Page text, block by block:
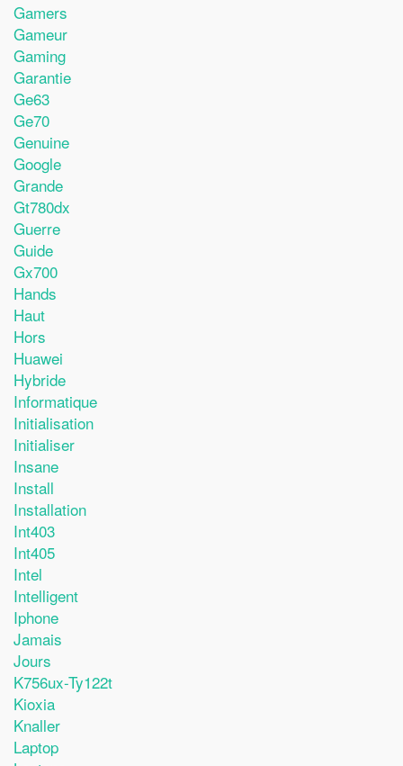
Gamers
Gameur
Gaming
Garantie
Ge63
Ge70
Genuine
Google
Grande
Gt780dx
Guerre
Guide
Gx700
Hands
Haut
Hors
Huawei
Hybride
Informatique
Initialisation
Initialiser
Insane
Install
Installation
Int403
Int405
Intel
Intelligent
Iphone
Jamais
Jours
K756ux-Ty122t
Kioxia
Knaller
Laptop